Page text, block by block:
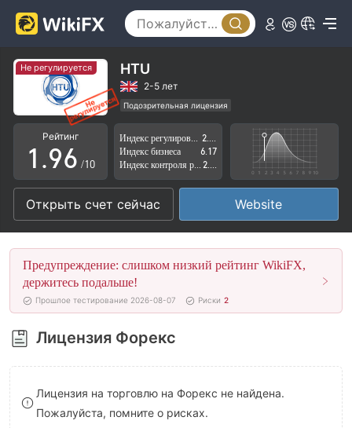
Не регулируется HTU
2-5 лет
Подозрительная лицензия
Регион деятельности подозрителен
Высокие потенциальные риски
Рейтинг
0
1
2
3
4
5
6
7
8
9
.
5
6
7
8
9
2
3
4
5
6
7
8
9
/10
Индекс бизнеса
6.17
Открыть счет сейчас Website
Предупреждение: слишком низкий рейтинг WikiFX,
держитесь подальше!
Прошлое тестирование 2026-08-07 Риски 2
Лицензия Форекс
Лицензия на торговлю на Форекс не найдена.
Пожалуйста, помните о рисках.